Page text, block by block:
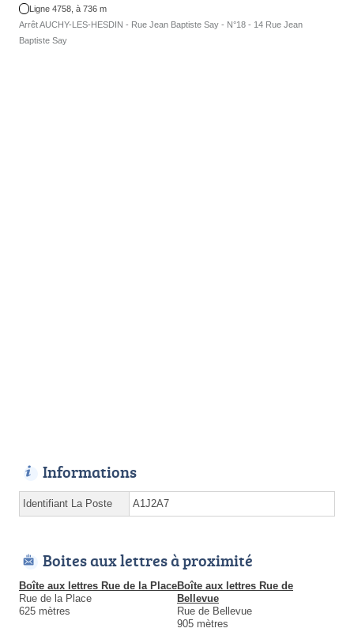
Ligne 4758, à 736 m
Arrêt AUCHY-LES-HESDIN - Rue Jean Baptiste Say - N°18 - 14 Rue Jean
Baptiste Say
Informations
Identifiant La Poste A1J2A7
Boites aux lettres à proximité
Boîte aux lettres Rue de la Place
Rue de la Place
625 mètres
Boîte aux lettres Rue de
Bellevue
Rue de Bellevue
905 mètres